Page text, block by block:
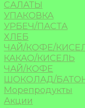
САЛАТЫ
УПАКОВКА
УРБЕЧ/ПАСТА
ХЛЕБ
ЧАЙ/КОФЕ/
КАКАО/КИСЕЛЬ
ЧАЙ/КОФЕ
ШОКОЛАД/
Морепродукты
Акции